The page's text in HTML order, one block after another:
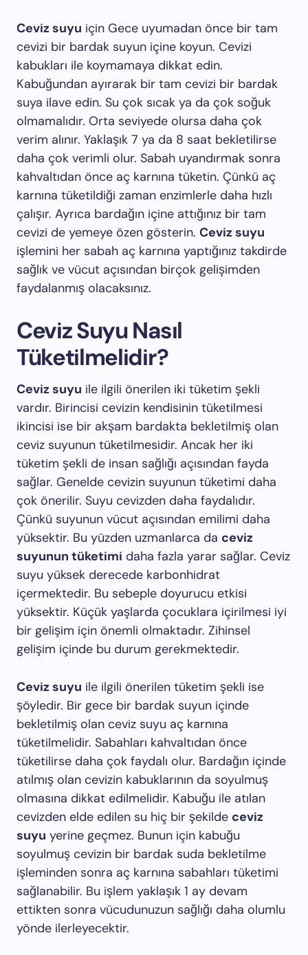
Ceviz suyu için Gece uyumadan önce bir tam
cevizi bir bardak suyun içine koyun. Cevizi
kabukları ile koymamaya dikkat edin.
Kabuğundan ayırarak bir tam cevizi bir bardak
suya ilave edin. Su çok sıcak ya da çok soğuk
olmamalıdır. Orta seviyede olursa daha çok
verim alınır. Yaklaşık 7 ya da 8 saat bekletilirse
daha çok verimli olur. Sabah uyandırmak sonra
kahvaltıdan önce aç karnına tüketin. Çünkü aç
karnına tüketildiği zaman enzimlerle daha hızlı
çalışır. Ayrıca bardağın içine attığınız bir tam
cevizi de yemeye özen gösterin. Ceviz suyu
işlemini her sabah aç karnına yaptığınız takdirde
sağlık ve vücut açısından birçok gelişimden
faydalanmış olacaksınız.
Ceviz Suyu Nasıl
Tüketilmelidir?
Ceviz suyu ile ilgili önerilen iki tüketim şekli
vardır. Birincisi cevizin kendisinin tüketilmesi
ikincisi ise bir akşam bardakta bekletilmiş olan
ceviz suyunun tüketilmesidir. Ancak her iki
tüketim şekli de insan sağlığı açısından fayda
sağlar. Genelde cevizin suyunun tüketimi daha
çok önerilir. Suyu cevizden daha faydalıdır.
Çünkü suyunun vücut açısından emilimi daha
yüksektir. Bu yüzden uzmanlarca da ceviz
suyunun tüketimi daha fazla yarar sağlar. Ceviz
suyu yüksek derecede karbonhidrat
içermektedir. Bu sebeple doyurucu etkisi
yüksektir. Küçük yaşlarda çocuklara içirilmesi iyi
bir gelişim için önemli olmaktadır. Zihinsel
gelişim içinde bu durum gerekmektedir.
Ceviz suyu ile ilgili önerilen tüketim şekli ise
şöyledir. Bir gece bir bardak suyun içinde
bekletilmiş olan ceviz suyu aç karnına
tüketilmelidir. Sabahları kahvaltıdan önce
tüketilirse daha çok faydalı olur. Bardağın içinde
atılmış olan cevizin kabuklarının da soyulmuş
olmasına dikkat edilmelidir. Kabuğu ile atılan
cevizden elde edilen su hiç bir şekilde ceviz
suyu yerine geçmez. Bunun için kabuğu
soyulmuş cevizin bir bardak suda bekletilme
işleminden sonra aç karnına sabahları tüketimi
sağlanabilir. Bu işlem yaklaşık 1 ay devam
ettikten sonra vücudunuzun sağlığı daha olumlu
yönde ilerleyecektir.